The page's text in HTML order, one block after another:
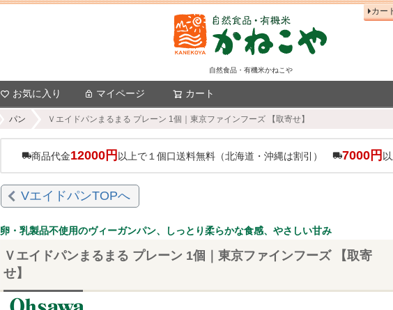
自然食品・有機米かねこや
カー
お気に入り マイページ カート
パン Ｖエイドパンまるまる プレーン 1個｜東京ファインフーズ 【取寄せ】
商品代金12000円 以上で１個口送料無料（北海道・沖縄は割引） 7000円
VエイドパンTOPへ
卵・乳製品不使用のヴィーガンパン、しっとり柔らかな食感、やさしい甘み
Ｖエイドパンまるまる プレーン 1個｜東京ファインフーズ 【取寄
せ】